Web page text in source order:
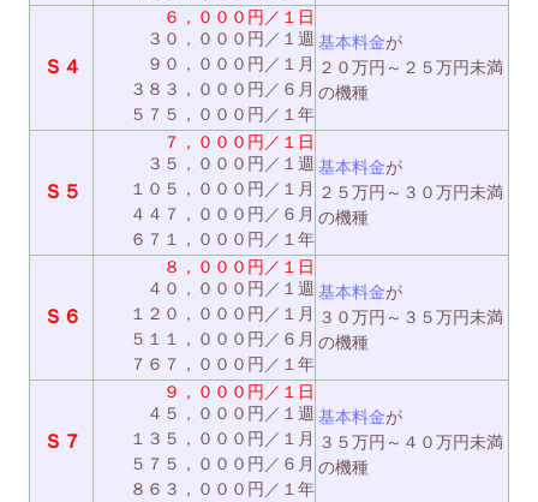
Ｓ４
６，０００円／１日
３０，０００円／１週
９０，０００円／１月
３８３，０００円／６月
５７５，０００円／１年
基本料金が
２０万円～２５万円未満
の機種
Ｓ５
７，０００円／１日
３５，０００円／１週
１０５，０００円／１月
４４７，０００円／６月
６７１，０００円／１年
基本料金が
２５万円～３０万円未満
の機種
Ｓ６
８，０００円／１日
４０，０００円／１週
１２０，０００円／１月
５１１，０００円／６月
７６７，０００円／１年
基本料金が
３０万円～３５万円未満
の機種
Ｓ７
９，０００円／１日
４５，０００円／１週
１３５，０００円／１月
５７５，０００円／６月
８６３，０００円／１年
基本料金が
３５万円～４０万円未満
の機種